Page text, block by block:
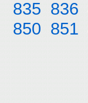
835 836
850 851